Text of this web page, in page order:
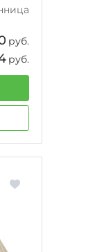
руб.
руб.